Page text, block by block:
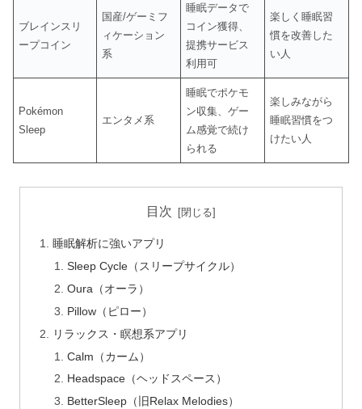
ブレインスリ
ープコイン
国産/ゲーミフ
ィケーション
系
睡眠データで
コイン獲得、
提携サービス
利用可
楽しく睡眠習
慣を改善した
い人
Pokémon
Sleep
エンタメ系
睡眠でポケモ
ン収集、ゲー
ム感覚で続け
られる
楽しみながら
睡眠習慣をつ
けたい人
目次
睡眠解析に強いアプリ
Sleep Cycle（スリープサイクル）
Oura（オーラ）
Pillow（ピロー）
リラックス・瞑想系アプリ
Calm（カーム）
Headspace（ヘッドスペース）
BetterSleep（旧Relax Melodies）